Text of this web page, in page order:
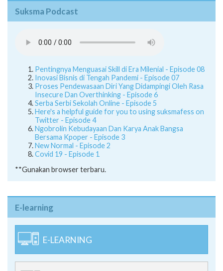
Suksma Podcast
Pentingnya Menguasai Skill di Era Milenial - Episode 08
Inovasi Bisnis di Tengah Pandemi - Episode 07
Proses Pendewasaan Diri Yang Didampingi Oleh Rasa
Insecure Dan Overthinking - Episode 6
Serba Serbi Sekolah Online - Episode 5
Here's a helpful guide for you to using suksmafess on
Twitter - Episode 4
Ngobrolin Kebudayaan Dan Karya Anak Bangsa
Bersama Kpoper - Episode 3
New Normal - Episode 2
Covid 19 - Episode 1
**Gunakan browser terbaru.
E-learning
E-LEARNING